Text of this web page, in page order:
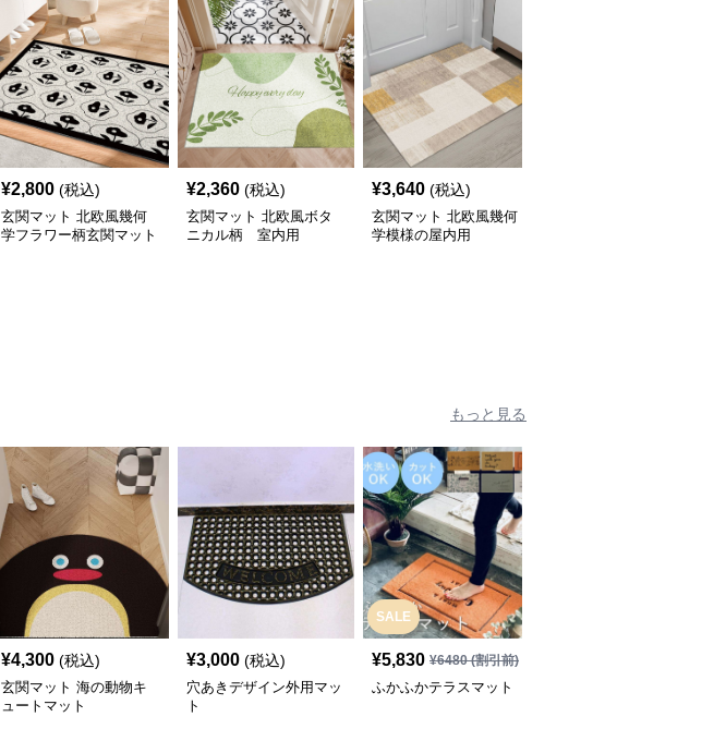
¥2,800 (税込)
玄関マット 北欧風幾何
学フラワー柄玄関マット
¥2,360 (税込)
玄関マット 北欧風ボタ
ニカル柄 室内用
¥3,640 (税込)
玄関マット 北欧風幾何
学模様の屋内用
もっと見る
¥4,300 (税込)
玄関マット 海の動物キ
ュートマット
¥3,000 (税込)
穴あきデザイン外用マッ
ト
SALE
¥5,830 ¥6480(割引前)
ふかふかテラスマット